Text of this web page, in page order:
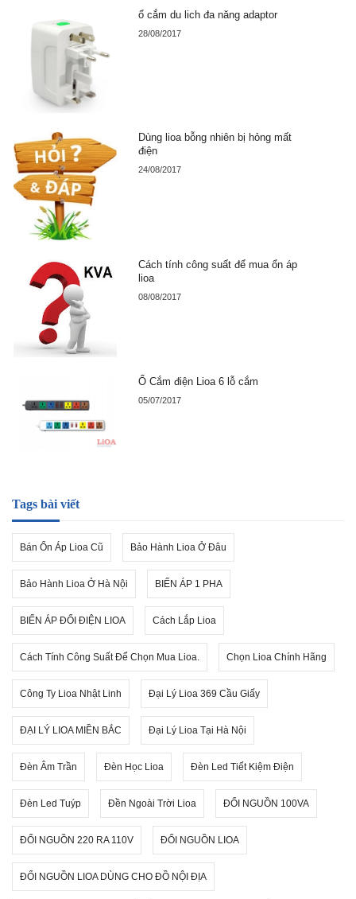
ổ cắm du lich đa năng adaptor
28/08/2017
Dùng lioa bỗng nhiên bị hỏng mất
điện
24/08/2017
Cách tính công suất để mua ổn áp
lioa
08/08/2017
Ổ Cắm điện Lioa 6 lỗ cắm
05/07/2017
Tags bài viết
Bán Ổn Áp Lioa Cũ Bảo Hành Lioa Ở Đâu
Bảo Hành Lioa Ở Hà Nội BIẾN ÁP 1 PHA
BIẾN ÁP ĐỔI ĐIỆN LIOA Cách Lắp Lioa
Cách Tính Công Suất Để Chọn Mua Lioa. Chọn Lioa Chính Hãng
Công Ty Lioa Nhật Linh Đại Lý Lioa 369 Cầu Giấy
ĐẠI LÝ LIOA MIỀN BẮC Đại Lý Lioa Tại Hà Nội
Đèn Âm Trần Đèn Học Lioa Đèn Led Tiết Kiệm Điện
Đèn Led Tuýp Đền Ngoài Trời Lioa ĐỔI NGUỒN 100VA
ĐỔI NGUỒN 220 RA 110V ĐỔI NGUỒN LIOA
ĐỔI NGUỒN LIOA DÙNG CHO ĐỒ NỘI ĐỊA